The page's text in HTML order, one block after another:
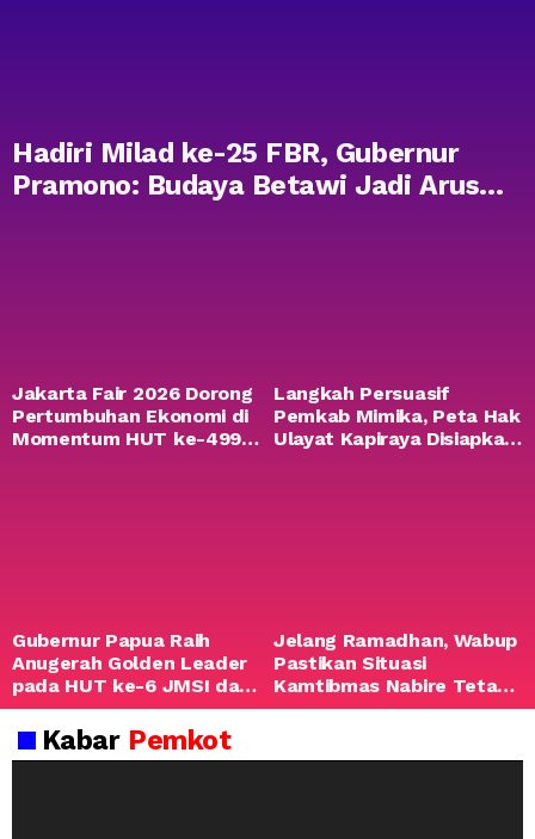
Hadiri Milad ke-25 FBR, Gubernur
Pramono: Budaya Betawi Jadi Arus
Jakarta Fair 2026 Dorong
Pertumbuhan Ekonomi di
Momentum HUT ke-499
Langkah Persuasif
Pemkab Mimika, Peta Hak
Ulayat Kapiraya Disiapkan
Gubernur Papua Raih
Anugerah Golden Leader
pada HUT ke-6 JMSI dan
HPN 2026
Jelang Ramadhan, Wabup
Pastikan Situasi
Kamtibmas Nabire Tetap
Kondusif
Kabar Pemkot